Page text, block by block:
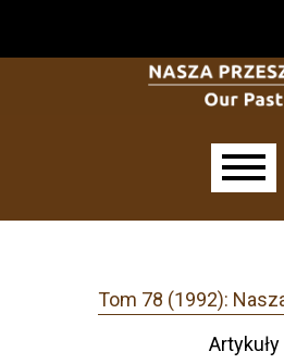
Tom 78 (1992):
Artykuły